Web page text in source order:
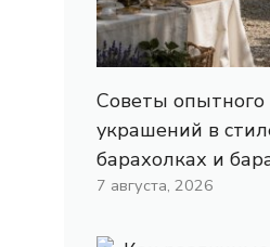
Советы опытного
украшений в
барахолках и
7 августа, 2026